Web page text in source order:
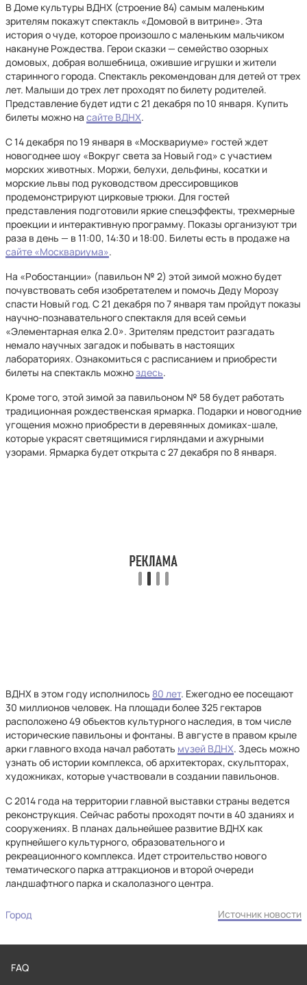
В Доме культуры ВДНХ (строение 84) самым маленьким
зрителям покажут спектакль «Домовой в витрине». Эта
история о чуде, которое произошло с маленьким мальчиком
накануне Рождества. Герои сказки — семейство озорных
домовых, добрая волшебница, ожившие игрушки и жители
старинного города. Спектакль рекомендован для детей от трех
лет. Малыши до трех лет проходят по билету родителей.
Представление будет идти с 21 декабря по 10 января. Купить
билеты можно на сайте ВДНХ.
С 14 декабря по 19 января в «Москвариуме» гостей ждет
новогоднее шоу «Вокруг света за Новый год» с участием
морских животных. Моржи, белухи, дельфины, косатки и
морские львы под руководством дрессировщиков
продемонстрируют цирковые трюки. Для гостей
представления подготовили яркие спецэффекты, трехмерные
проекции и интерактивную программу. Показы организуют три
раза в день — в 11:00, 14:30 и 18:00. Билеты есть в продаже на
сайте «Москвариума».
На «Робостанции» (павильон № 2) этой зимой можно будет
почувствовать себя изобретателем и помочь Деду Морозу
спасти Новый год. С 21 декабря по 7 января там пройдут показы
научно-познавательного спектакля для всей семьи
«Элементарная елка 2.0». Зрителям предстоит разгадать
немало научных загадок и побывать в настоящих
лабораториях. Ознакомиться с расписанием и приобрести
билеты на спектакль можноздесь.
Кроме того, этой зимой за павильоном № 58 будет работать
традиционная рождественская ярмарка. Подарки и новогодние
угощения можно приобрести в деревянных домиках-шале,
которые украсят светящимися гирляндами и ажурными
узорами. Ярмарка будет открыта с 27 декабря по 8 января.
ВДНХ в этом году исполнилось 80 лет. Ежегодно ее посещают
30 миллионов человек. На площади более 325 гектаров
расположено 49 объектов культурного наследия, в том числе
исторические павильоны и фонтаны. В августе в правом крыле
арки главного входа начал работать музей ВДНХ. Здесь можно
узнать об истории комплекса, об архитекторах, скульпторах,
художниках, которые участвовали в создании павильонов.
С 2014 года на территории главной выставки страны ведется
реконструкция. Сейчас работы проходят почти в 40 зданиях и
сооружениях. В планах дальнейшее развитие ВДНХ как
крупнейшего культурного, образовательного и
рекреационного комплекса. Идет строительство нового
тематического парка аттракционов и второй очереди
ландшафтного парка и скалолазного центра.
Город Источник новости
FAQ